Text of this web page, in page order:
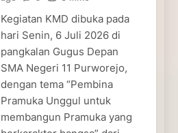
Kegiatan KMD dibuka pada
hari Senin, 6 Juli 2026 di
pangkalan Gugus Depan
SMA Negeri 11 Purworejo,
dengan tema “Pembina
Pramuka Unggul untuk
membangun Pramuka yang